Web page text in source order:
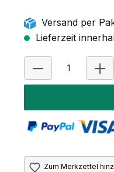
Versand per
Lieferzeit
Zum Merkzettel